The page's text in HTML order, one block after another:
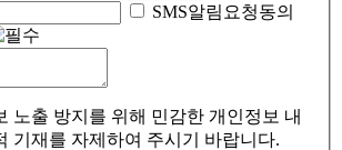
SMS알림요청동의
노출 방지를 위해 민감한 개인정보 내
기재를 자제하여 주시기 바랍니다.